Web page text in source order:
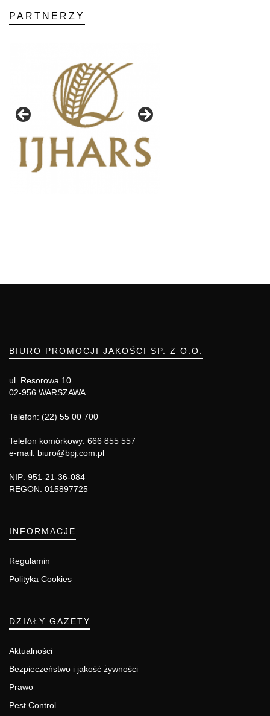
PARTNERZY
BIURO PROMOCJI JAKOŚCI SP. Z O.O.
ul. Resorowa 10
02-956 WARSZAWA
Telefon: (22) 55 00 700
Telefon komórkowy: 666 855 557
e-mail: biuro@bpj.com.pl
NIP: 951-21-36-084
REGON: 015897725
INFORMACJE
Regulamin
Polityka Cookies
DZIAŁY GAZETY
Aktualności
Bezpieczeństwo i jakość żywności
Prawo
Pest Control